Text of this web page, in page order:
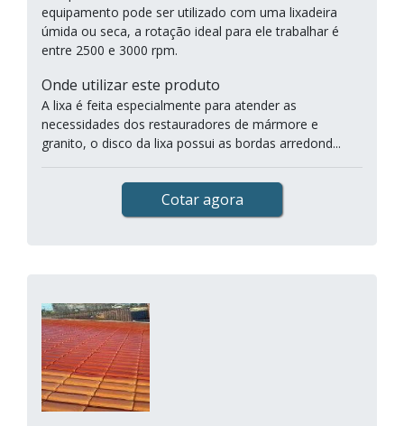
equipamento pode ser utilizado com uma lixadeira
úmida ou seca, a rotação ideal para ele trabalhar é
entre 2500 e 3000 rpm.
Onde utilizar este produto
A lixa é feita especialmente para atender as
necessidades dos restauradores de mármore e
granito, o disco da lixa possui as bordas arredond...
Cotar agora